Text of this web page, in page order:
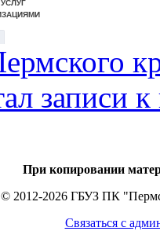
При копировании
© 2012-2026 ГБУЗ ПК
Связаться с